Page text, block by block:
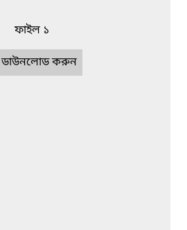
ফাইল ১
ডাউনলোড করুন